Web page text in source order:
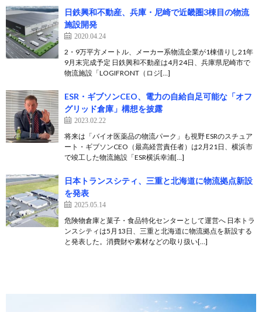
日鉄興和不動産、兵庫・尼崎で近畿圏3棟目の物流
施設開発
2020.04.24
2・9万平方メートル、メーカー系物流企業が1棟借りし21年
9月末完成予定 日鉄興和不動産は4月24日、兵庫県尼崎市で
物流施設「LOGIFRONT（ロジ[…]
ESR・ギブソンCEO、電力の自給自足可能な「オフ
グリッド倉庫」構想を披露
2023.02.22
将来は「バイオ医薬品の物流パーク」も視野 ESRのスチュア
ート・ギブソンCEO（最高経営責任者）は2月21日、横浜市
で竣工した物流施設「ESR横浜幸浦[…]
日本トランスシティ、三重と北海道に物流拠点新設
を発表
2025.05.14
危険物倉庫と菓子・食品特化センターとして運営へ 日本トラ
ンスシティは5月13日、三重と北海道に物流拠点を新設する
と発表した。消費財や素材などの取り扱い[…]